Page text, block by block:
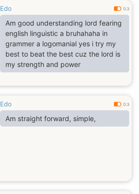
Edo 0.3
Am good understanding lord fearing
english linguistic a bruhahaha in
grammer a logomanial yes i try my
best to beat the best cuz the lord is
my strength and power
Edo 0.3
Am straight forward, simple,